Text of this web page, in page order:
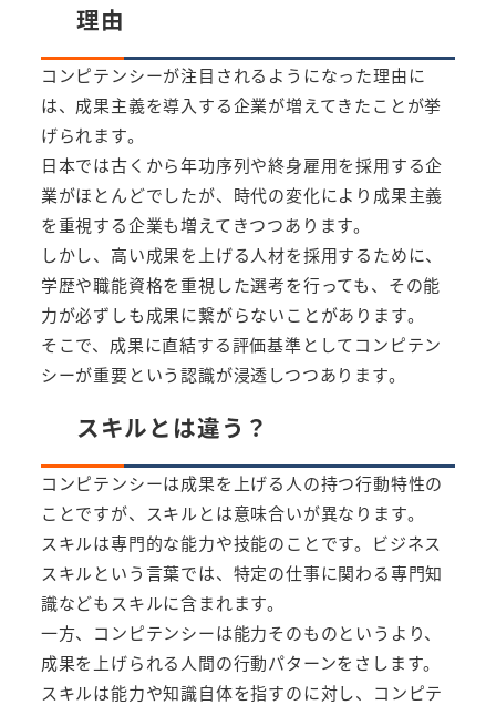
理由
コンピテンシーが注目されるようになった理由に
は、成果主義を導入する企業が増えてきたことが挙
げられます。
日本では古くから年功序列や終身雇用を採用する企
業がほとんどでしたが、時代の変化により成果主義
を重視する企業も増えてきつつあります。
しかし、高い成果を上げる人材を採用するために、
学歴や職能資格を重視した選考を行っても、その能
力が必ずしも成果に繋がらないことがあります。
そこで、成果に直結する評価基準としてコンピテン
シーが重要という認識が浸透しつつあります。
スキルとは違う？
コンピテンシーは成果を上げる人の持つ行動特性の
ことですが、スキルとは意味合いが異なります。
スキルは専門的な能力や技能のことです。ビジネス
スキルという言葉では、特定の仕事に関わる専門知
識などもスキルに含まれます。
一方、コンピテンシーは能力そのものというより、
成果を上げられる人間の行動パターンをさします。
スキルは能力や知識自体を指すのに対し、コンピテ